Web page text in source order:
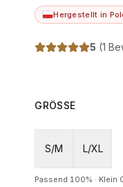
Hergestellt in
5 (1
GRÖSSE
S/M L/XL
Passend 100% · Klein